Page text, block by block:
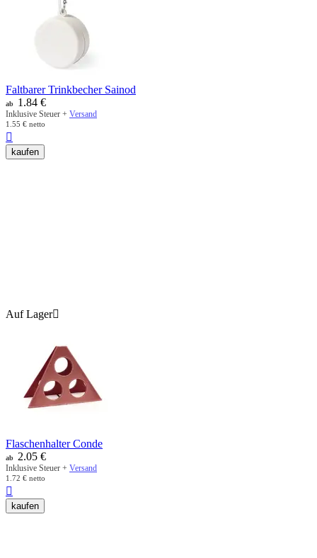
Faltbarer Trinkbecher Sainod
ab 1.84 €
Inklusive Steuer + Versand
1.55 € netto

kaufen
Auf Lager
Flaschenhalter Conde
ab 2.05 €
Inklusive Steuer + Versand
1.72 € netto

kaufen